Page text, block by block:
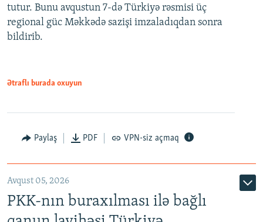
tutur. Bunu avqustun 7-də Türkiyə rəsmisi üç
regional güc Məkkədə sazişi imzaladıqdan sonra
bildirib.
Ətraflı burada oxuyun
Paylaş PDF VPN-siz açmaq
Avqust 05, 2026
PKK-nın buraxılması ilə bağlı